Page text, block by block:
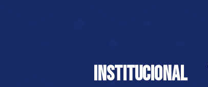
INSTITUCIONAL